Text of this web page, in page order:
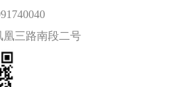
三路南段二号